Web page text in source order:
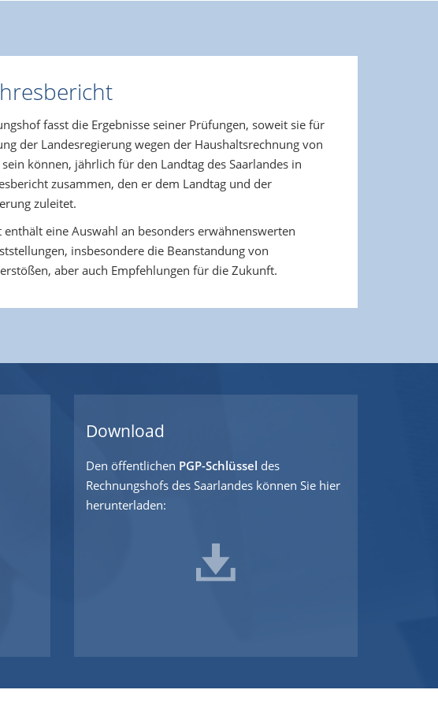
fasst die Ergebnisse seiner Prüfungen, soweit sie für
der Landesregierung wegen der Haushaltsrechnung von
können, jährlich für den Landtag des Saarlandes in
zusammen, den er dem Landtag und der
zuleitet.
enthält eine Auswahl an besonders erwähnenswerten
insbesondere die Beanstandung von
aber auch Empfehlungen für die Zukunft.
Download
Den öffentlichen PGP-Schlüssel des
Rechnungshofs des Saarlandes können Sie hier
herunterladen: